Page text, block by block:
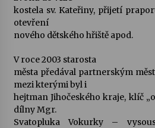
kostela sv. Kateřiny, přijetí
otevření
nového dětského hřiště apod.
V roce 2003 starosta
města předával partnerským
mezi kterými byl i
hejtman Jihočeského kraje, klíč
dílny Mgr.
Svatopluka Vokurky –